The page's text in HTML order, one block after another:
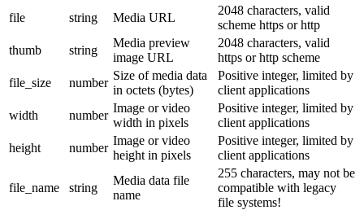
file string Media URL
2048 characters, valid
scheme https or http
thumb
string
Media preview
image URL
2048 characters, valid
https or http scheme
file_size
number
Size of media data
in octets (bytes)
Positive integer, limited by
client applications
width
number
Image or video
width in pixels
Positive integer, limited by
client applications
height
number
Image or video
height in pixels
Positive integer, limited by
client applications
file_name string
Media data file
name
255 characters, may not be
compatible with legacy
file systems!